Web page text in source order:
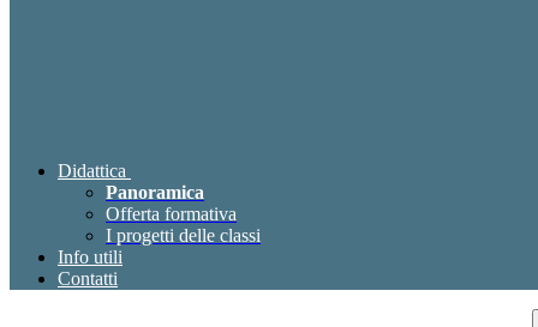
Didattica
Panoramica
Offerta formativa
I progetti delle classi
Info utili
Contatti